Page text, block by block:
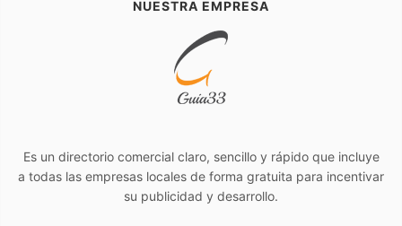
NUESTRA EMPRESA
Es un directorio comercial claro, sencillo y rápido que incluye
a todas las empresas locales de forma gratuita para incentivar
su publicidad y desarrollo.